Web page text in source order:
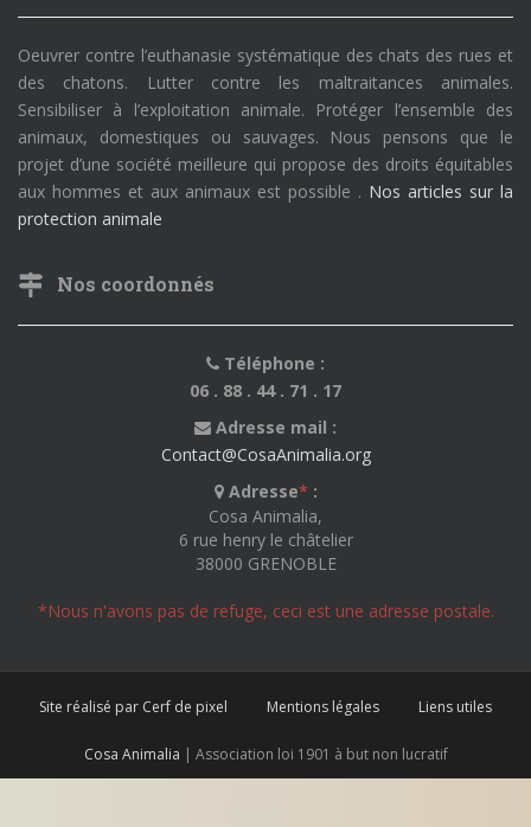
Oeuvrer contre l’euthanasie systématique des chats des rues et
des chatons. Lutter contre les maltraitances animales.
Sensibiliser à l’exploitation animale. Protéger l’ensemble des
animaux, domestiques ou sauvages. Nous pensons que le
projet d’une société meilleure qui propose des droits équitables
aux hommes et aux animaux est possible . Nos articles sur la
protection animale
Nos coordonnés
Téléphone :
06 . 88 . 44 . 71 . 17
Adresse mail :
Contact@CosaAnimalia.org
Adresse* :
Cosa Animalia,
6 rue henry le châtelier
38000 GRENOBLE
*Nous n'avons pas de refuge, ceci est une adresse postale.
Site réalisé par Cerf de pixel Mentions légales Liens utiles
Cosa Animalia | Association loi 1901 à but non lucratif